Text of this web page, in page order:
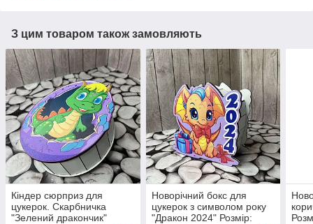
З цим товаром також замовляють
Кіндер сюрприз для
цукерок. Скарбничка
"Зелений дракончик"
Новорічний бокс для
цукерок з символом року
"Дракон 2024" Розмір: